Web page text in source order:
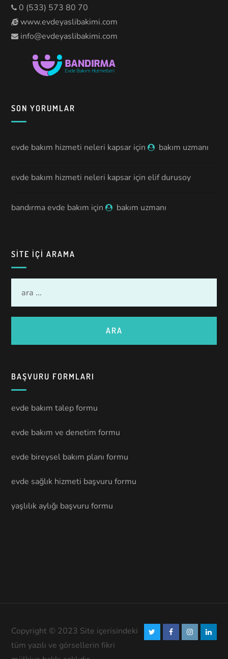
0 (533) 573 80 70
www.evdeyaslibakimi.com
info@evdeyaslibakimi.com
SON YORUMLAR
evde bakım hizmeti neleri kapsar için bakım uzmanı
evde bakım hizmeti neleri kapsar içinelif durusoy
bandırma evde bakım için bakım uzmanı
SITE IÇI ARAMA
BAŞVURU FORMLARI
evde bakım talep formu
evde bakım ve denetim formu
evde bireysel bakım planı formu
evde sağlık hizmeti başvuru formu
yaşlılık aylığı başvuru formu
Copyright © 2023 Site içerisindeki
tüm yazılı ve görsellerin fikri